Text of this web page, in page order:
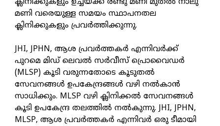
മണി വരെയുള്ള സമയം സ്ഥാപനതല
ക്ലിനിക്കുകളും പ്രവര്‍ത്തിക്കുന്നു.
JHI, JPHN, ആശ പ്രവര്‍ത്തകര്‍ എന്നിവര്‍ക്ക്
പുറമെ മിഡ് ലെവല്‍ സര്‍വീസ് പ്രൊവൈഡര്‍
(MLSP) കൂടി വരുന്നതോടെ കൂടുതല്‍
സേവനങ്ങള്‍ ഉപകേന്ദ്രങ്ങള്‍ വഴി നല്‍കാന്‍
സാധിക്കും. MLSP വഴി ക്ലിനിക്കല്‍ സേവനങ്ങള്‍
കൂടി ഉപകേന്ദ്ര തലത്തില്‍ നല്‍കുന്നു. JHI, JPHN,
MLSP, ആശ പ്രവര്‍ത്തകര്‍ എന്നിവര്‍ ഒരു ടീമായി